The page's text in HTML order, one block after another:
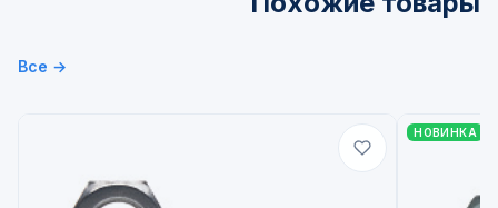
Все →
НОВИНКА